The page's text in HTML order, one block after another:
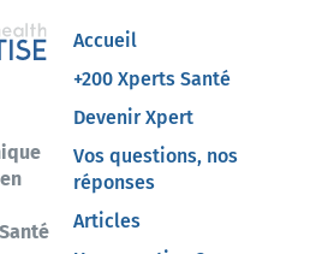
Accueil
+200 Xperts Santé
Devenir Xpert
Vos questions, nos
réponses
Articles